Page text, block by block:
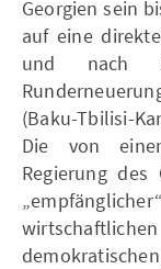
Georgien sein
auf eine
und nach
(Baku-Tbilisi-
Die von
Regierung